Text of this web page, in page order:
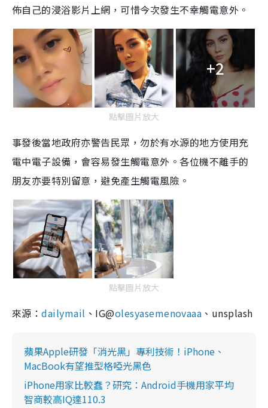
佈自 己的浸浴影片上網，可惜今次發生不幸觸電意外 。
+2
點擊圖片放大
事發後當地政府亦警告民眾，勿於有水源的地方使用充
電中電子設備，會容易發生觸電意外。各位機不離手的
朋友亦要特別留意，避免產生觸電風險。
點擊圖片放大
來源：dailymail 、IG@olesyasemenovaaa 、unsplash
蘋果Apple研發「消光黑」專利技術！iPhone、
MacBook有望推型格啞光黑色
iPhone用家比較蠢？研究：Android手機用家平均
智商較高IQ達110.3